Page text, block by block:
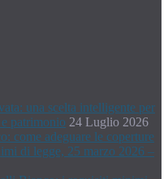
una scelta intelligente per
patrimonio 24 Luglio 2026
come adeguare le coperture
di legge, 25 marzo 2026 –